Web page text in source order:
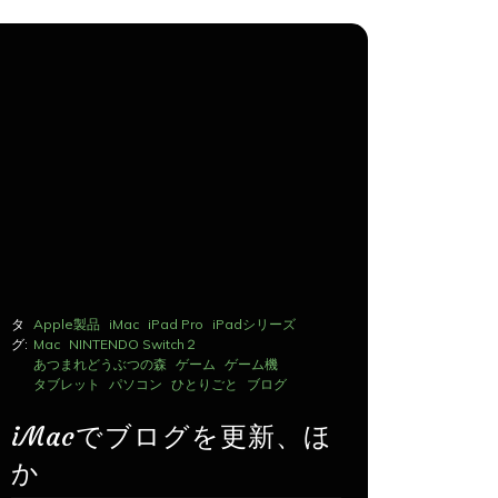
タ
グ:
Apple製品 iMac iPad Pro
iPadシリーズ
Mac
NINTENDO Switch２
あつまれどうぶつの森 ゲーム ゲーム機
タブレット
パソコン ひとりごと ブログ
iMacでブログを更新、ほ
か